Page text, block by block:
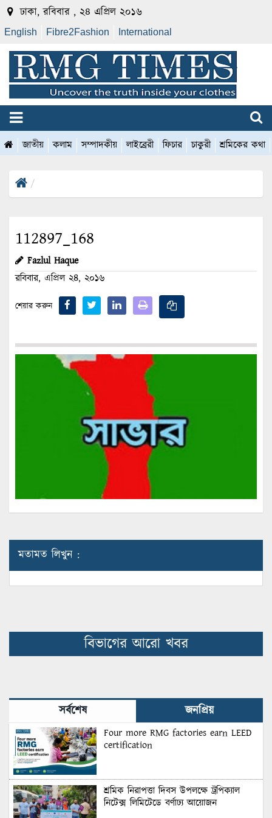
ঢাকা, রবিবার , ২৪ এপ্রিল ২০১৬
English Fibre2Fashion International
জাতীয় কলাম সম্পাদকীয় লাইব্রেরী ফিচার চাকুরী শ্রমিকের কথা
112897_168
Fazlul Haque
রবিবার, এপ্রিল ২৪, ২০১৬
শেয়ার করুন
মতামত লিখুন :
বিভাগের আরো খবর
সর্বশেষ জনপ্রিয়
Four more RMG factories earn LEED
certification
শ্রমিক নিরাপত্তা দিবস উপলক্ষে ট্রপিক্যাল
নিটেক্স লিমিটেডে বর্ণাঢ্য আয়োজন